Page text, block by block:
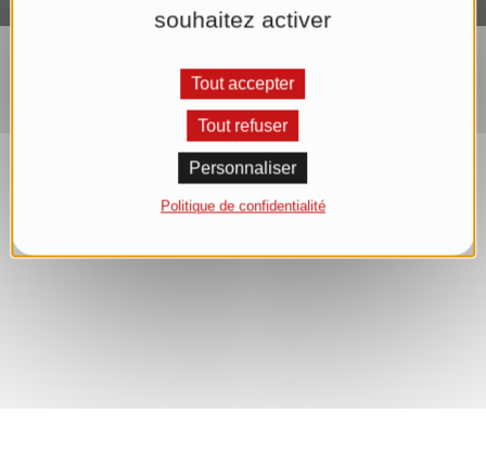
souhaitez activer
Tout accepter
Tout refuser
Personnaliser
Politique de confidentialité